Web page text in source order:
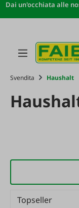
Passa al
Dai un'occhiata alle
Svendita Haushalt